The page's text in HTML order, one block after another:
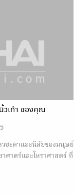
วเท้า ของคุณ
วชะตาและนิสัยของมนุษย์
ศาตร์และโหราศาสตร์ ที่